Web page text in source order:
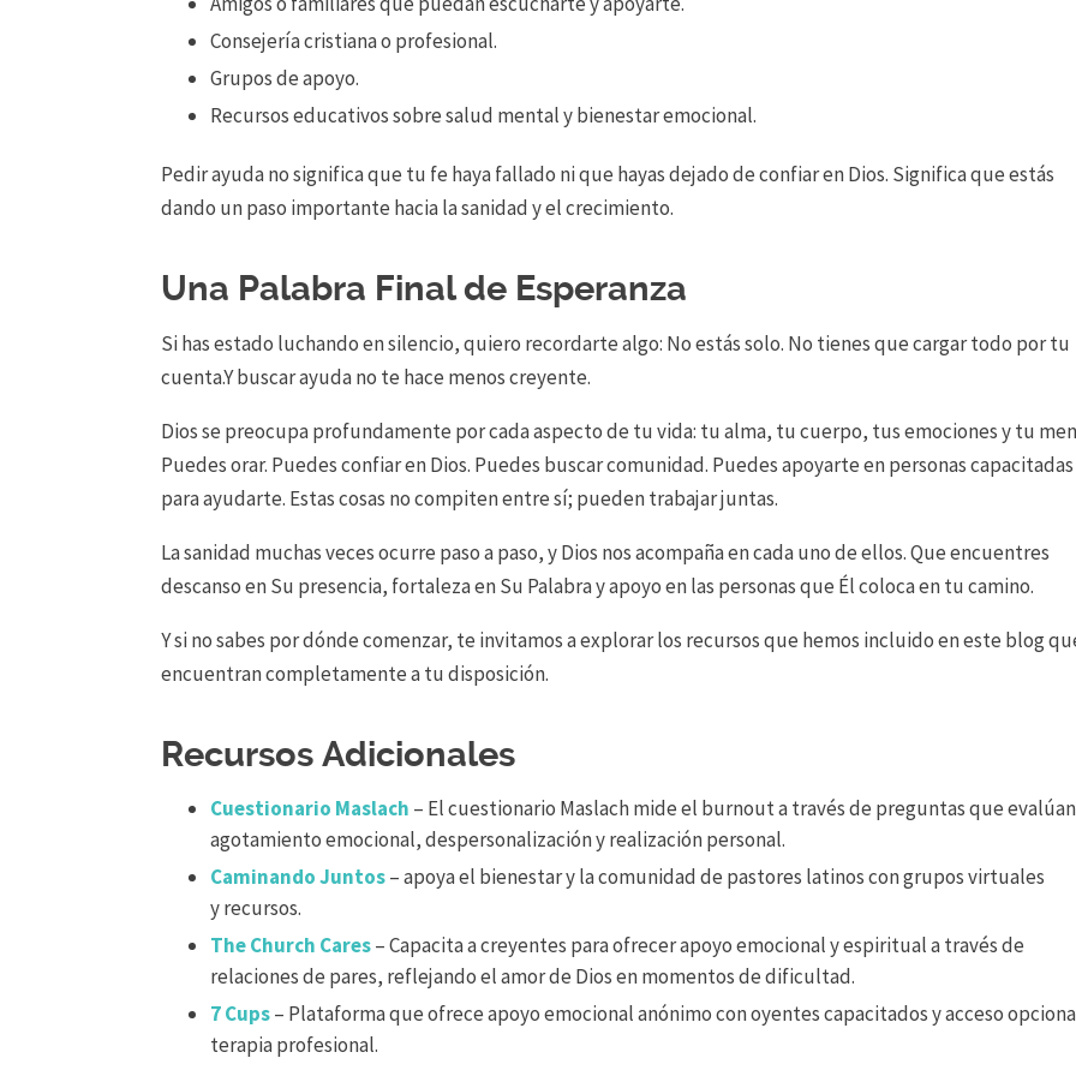
Consejería cristiana o profesional.
Grupos de apoyo.
Recursos educativos sobre salud mental y bienestar emocional.
Pedir ayuda no significa que tu fe haya fallado ni que hayas dejado de confiar en Dios. Significa que estás
dando un paso importante hacia la sanidad y el crecimiento.
Una Palabra Final de Esperanza
Si has estado luchando en silencio, quiero recordarte algo: No estás solo. No tienes que cargar todo por tu
cuenta.Y buscar ayuda no te hace menos creyente.
Dios se preocupa profundamente por cada aspecto de tu vida: tu alma, tu cuerpo, tus emociones y tu
Puedes orar. Puedes confiar en Dios. Puedes buscar comunidad. Puedes apoyarte en personas capacitadas
para ayudarte. Estas cosas no compiten entre sí; pueden trabajar juntas.
La sanidad muchas veces ocurre paso a paso, y Dios nos acompaña en cada uno de ellos. Que encuentres
descanso en Su presencia, fortaleza en Su Palabra y apoyo en las personas que Él coloca en tu camino.
Ysino sabes pordónde comenzar, te invitamos aexplorarlos recursos que hemos incluido en este blog
encuentrancompletamente a tu disposición.
Recursos Adicionales
Cuestionario Maslach – El cuestionario Maslach mide el burnout a través de preguntas que evalúan
agotamiento emocional, despersonalización y realización personal.
Caminando Juntos–apoya el bienestar y la comunidad de pastores latinos con grupos virtuales
yrecursos.
The Church Cares– Capacita a creyentes para ofrecer apoyo emocional y espiritual a través de
relaciones de pares, reflejando el amor de Dios en momentos de dificultad.
7 Cups– Plataforma que ofrece apoyo emocional anónimo con oyentes capacitados y acceso
terapia profesional.